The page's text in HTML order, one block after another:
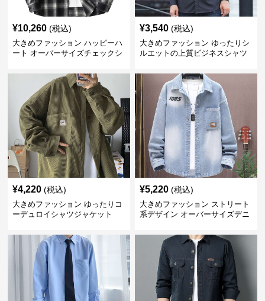
¥10,260 (税込)
大きめファッション ハッピーハ
ート オーバーサイズチェックシ
¥3,540 (税込)
大きめファッション ゆったりシ
ルエットの上質ビジネスシャツ
¥4,220 (税込)
大きめファッション ゆったりコ
ーデュロイシャツジャケット
¥5,220 (税込)
大きめファッション ストリート
系デザイン オーバーサイズデニ